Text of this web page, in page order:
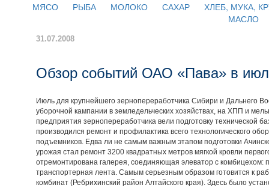
МЯСО
РЫБА МОЛОКО САХАР
ХЛЕБ, МУКА,
МАСЛО
31.07.2008
Обзор событий ОАО «Пава» в
Июль для крупнейшего зернопереработчика Сибири и Дальнего
уборочной кампании в земледельческих хозяйствах, на ХПП и
предприятия зернопереработчика вели подготовку технической
производился ремонт и профилактика всего технологического
подъемников. Едва ли не самым важным этапом подготовки
урожая стал ремонт 3200 квадратных метров мягкой кровли
отремонтирована галерея, соединяющая элеватор с
транспортерная лента. Самым серьезным образом готовится к
комбинат (Ребрихинский район Алтайского края). Здесь было